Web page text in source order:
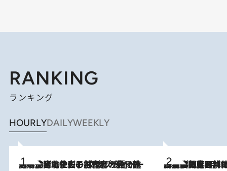
RANKING
ランキング
HOURLYDAILYWEEKLY
2026.8.3
《「文士の子ども被害者の会」発足！》阿川佐和子（72）が語る遠藤周作に北杜夫、劇作家・矢代静一の子どもたちの“文豪プライベート事件簿” 2026.8.8
「最後に見られてよかった」上野動物園の東園パンダ舎が解体前に特別公開。8月16日まで延長されたパネル展と共に辿る“半世紀”のパンダ飼育《解体工事の図面あり》